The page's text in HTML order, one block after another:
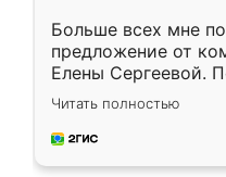
Больше всех мне
предложение от
Елены Сергеевой.
короткие сроки
для замера
предложил по
Читать полностью